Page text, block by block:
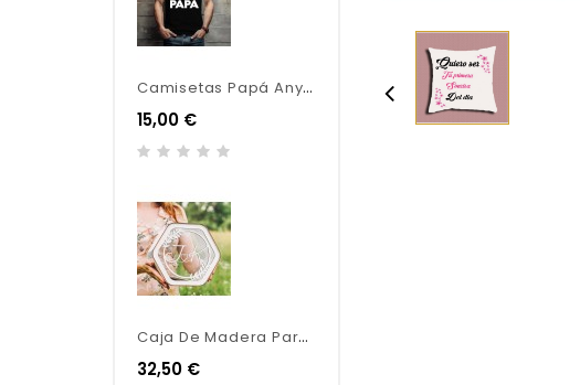
C
Amisetas Papá Any One Can Be - Original
15,00 €
C
Aja De Madera Para Tarjetas De Boda Personalizada
32,50 €